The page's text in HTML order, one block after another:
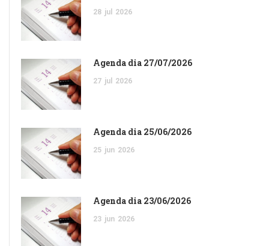
28 jul 2026
Agenda dia 27/07/2026
27 jul 2026
Agenda dia 25/06/2026
25 jun 2026
Agenda dia 23/06/2026
23 jun 2026